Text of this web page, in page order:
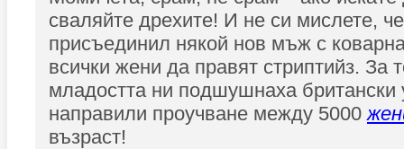
сваляйте дрехите! И не си мислете,
присъединил някой нов мъж с
всички жени да правят стриптийз. За
младостта ни подшушнаха британски
направили проучване между 5000
възраст!